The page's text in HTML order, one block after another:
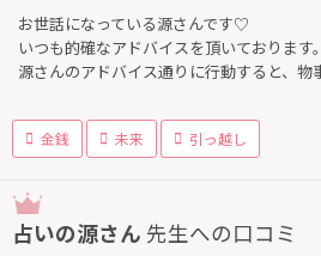
お世話になっている源さんです♡
いつも的確なアドバイスを頂いております。
源さんのアドバイス通りに行動すると、物
金銭 未来 引っ越し
占いの源さん 先生への口コミ